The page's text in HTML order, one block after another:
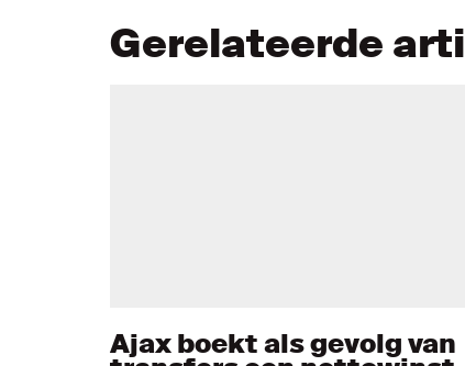
Gerelateerde
Ajax boekt als gevolg van